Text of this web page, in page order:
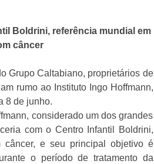
Boldrini, referência mundial em
câncer
Grupo Caltabiano, proprietários de
rumo ao Instituto Ingo Hoffmann,
8 de junho.
considerado um dos grandes
com o Centro Infantil Boldrini,
câncer, e seu principal objetivo é
o período de tratamento da